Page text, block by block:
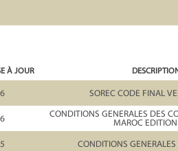
À JOUR
SOREC CODE FINAL
CONDITIONS GENERALES DES
MAROC
CONDITIONS